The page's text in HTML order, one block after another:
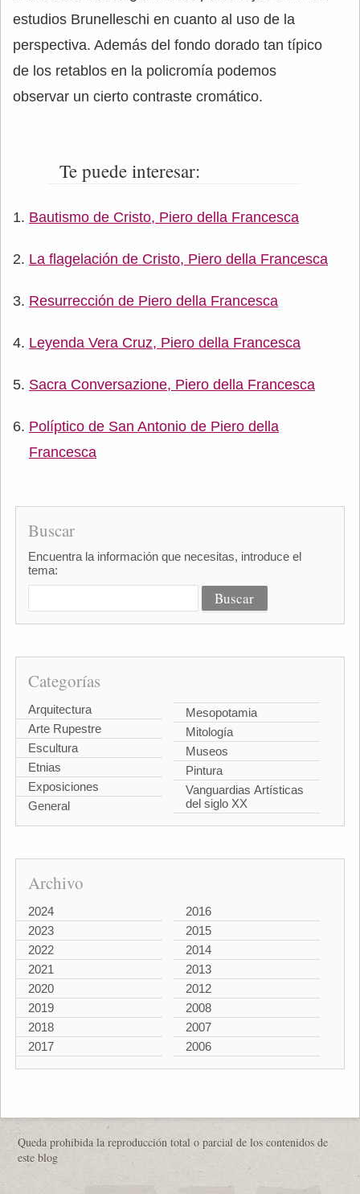
estudios Brunelleschi en cuanto al uso de la
perspectiva. Además del fondo dorado tan típico
de los retablos en la policromía podemos
observar un cierto contraste cromático.
Te puede interesar:
Bautismo de Cristo, Piero della Francesca
La flagelación de Cristo, Piero della Francesca
Resurrección de Piero della Francesca
Leyenda Vera Cruz, Piero della Francesca
Sacra Conversazione, Piero della Francesca
Políptico de San Antonio de Piero della
Francesca
Buscar
Encuentra la información que necesitas, introduce el
tema:
Categorías
Arquitectura
Arte Rupestre
Escultura
Etnias
Exposiciones
General
Mesopotamia
Mitología
Museos
Pintura
Vanguardias Artísticas
del siglo XX
Archivo
2024
2023
2022
2021
2020
2019
2018
2017
2016
2015
2014
2013
2012
2008
2007
2006
Queda prohibida la reproducción total o parcial de los contenidos de
este blog